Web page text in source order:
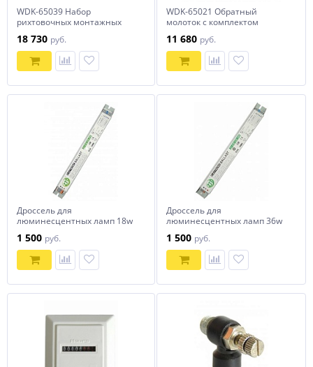
WDK-65039 Набор
рихтовочных монтажных
18 730 руб.
WDK-65021 Обратный
молоток с комплектом
11 680 руб.
Дроссель для
люминесцентных ламп 18w
1 500 руб.
Дроссель для
люминесцентных ламп 36w
1 500 руб.